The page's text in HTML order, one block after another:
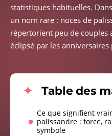
statistiques habituelles.
un nom rare : noces de
répertorient peu de couples
éclipsé par les anniversaires
Table des
Ce que signifient
palissandre : force,
symbole